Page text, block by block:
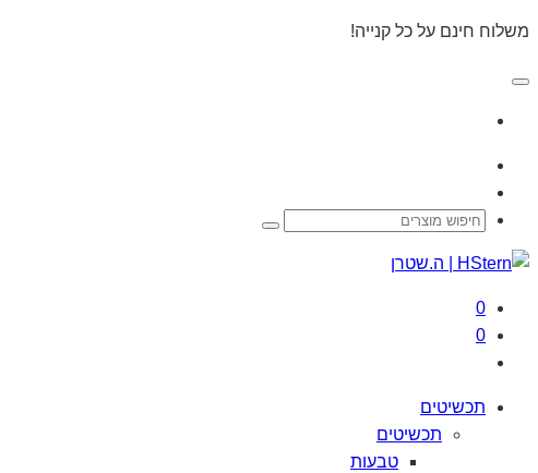
משלוח חינם על כל קנייה!
0
0
תכשיטים
תכשיטים
טבעות